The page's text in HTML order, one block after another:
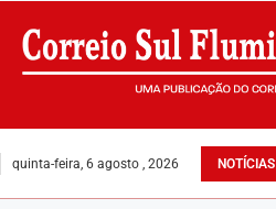
quinta-feira, 6 agosto , 2026 NOTÍCIAS